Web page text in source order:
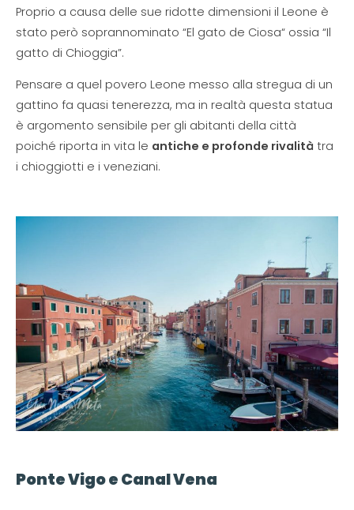
Proprio a causa delle sue ridotte dimensioni il Leone è
stato però soprannominato “El gato de Ciosa“ ossia “Il
gatto di Chioggia”.
Pensare a quel povero Leone messo alla stregua di un
gattino fa quasi tenerezza, ma in realtà questa statua
è argomento sensibile per gli abitanti della città
poiché riporta in vita le antiche e profonde rivalità tra
i chioggiotti e i veneziani.
Ponte Vigo e Canal Vena